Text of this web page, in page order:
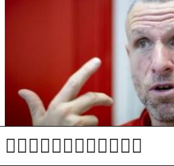
Konec počitnic tudi za drugoligaše,
zares